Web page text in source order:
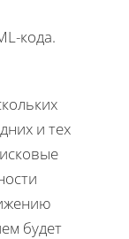
кода.
и тех
будет